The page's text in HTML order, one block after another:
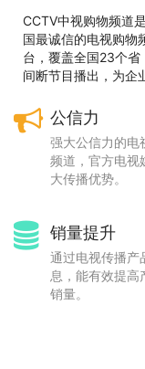
CCTV中视购物频道
国最诚信的电视购物
台，覆盖全国23个省
间断节目播出，为企
公信力
强大公信力的电
频道，官方电视
大传播优势。
销量提升
通过电视传播产
息，能有效提高
销量。